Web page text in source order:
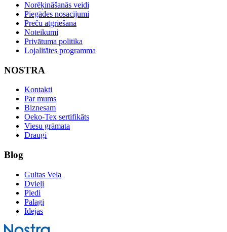
Norēķināšanās veidi
Piegādes nosacījumi
Preču atgriešana
Noteikumi
Privātuma politika
Lojalitātes programma
NOSTRA
Kontakti
Par mums
Biznesam
Oeko-Tex sertifikāts
Viesu grāmata
Draugi
Blog
Gultas Veļa
Dvieļi
Pledi
Palagi
Idejas